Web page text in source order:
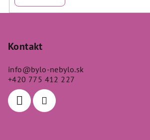
Kontakt
info@bylo-nebylo.sk
+420 775 412 227